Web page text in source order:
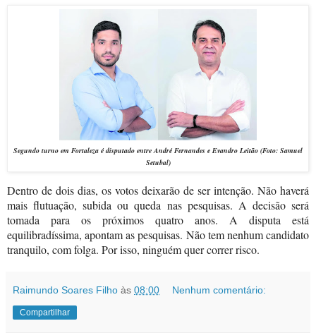
Segundo turno em Fortaleza é disputado entre André Fernandes e Evandro Leitão (Foto: Samuel
Setubal)
Dentro de dois dias, os votos deixarão de ser intenção. Não haverá
mais flutuação, subida ou queda nas pesquisas. A decisão será
tomada para os próximos quatro anos. A disputa está
equilibradíssima, apontam as pesquisas. Não tem nenhum candidato
tranquilo, com folga. Por isso, ninguém quer correr risco.
Raimundo Soares Filho às 08:00 Nenhum comentário:
Compartilhar